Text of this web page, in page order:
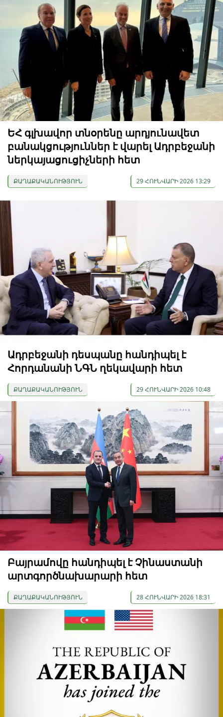
ԵՀ գլխավոր տնօրենը արդյունավետ
բանակցություններ է վարել Ադրբեջանի
ներկայացուցիչների հետ
ՔԱՂԱՔԱԿԱՆՈՒԹՅՈՒՆ 29 ՀՈՒՆՎԱՐԻ 2026 13:29
Ադրբեջանի դեսպանը հանդիպել է
Հորդանանի ՆԳՆ ղեկավարի հետ
ՔԱՂԱՔԱԿԱՆՈՒԹՅՈՒՆ 29 ՀՈՒՆՎԱՐԻ 2026 10:48
Բայրամովը հանդիպել է Չինաստանի
արտգործնախարարի հետ
ՔԱՂԱՔԱԿԱՆՈՒԹՅՈՒՆ 28 ՀՈՒՆՎԱՐԻ 2026 18:31